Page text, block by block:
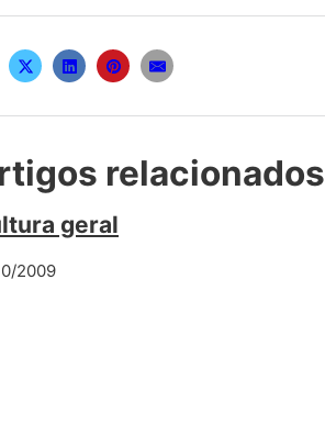
relacionados
geral
2009